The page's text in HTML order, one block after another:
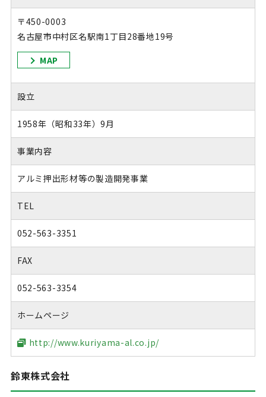
〒450-0003
名古屋市中村区名駅南1丁目28番地19号
MAP
設立
1958年（昭和33年）9月
事業内容
アルミ押出形材等の製造開発事業
TEL
052-563-3351
FAX
052-563-3354
ホームページ
http://www.kuriyama-al.co.jp/
鈴東株式会社